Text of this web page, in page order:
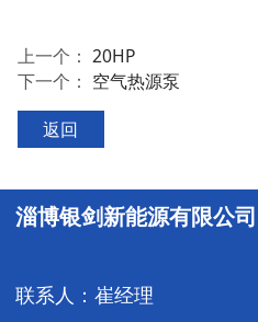
上一个： 20HP
下一个： 空气热源泵
返回
淄博银剑新能源有限公司
联系人：崔经理